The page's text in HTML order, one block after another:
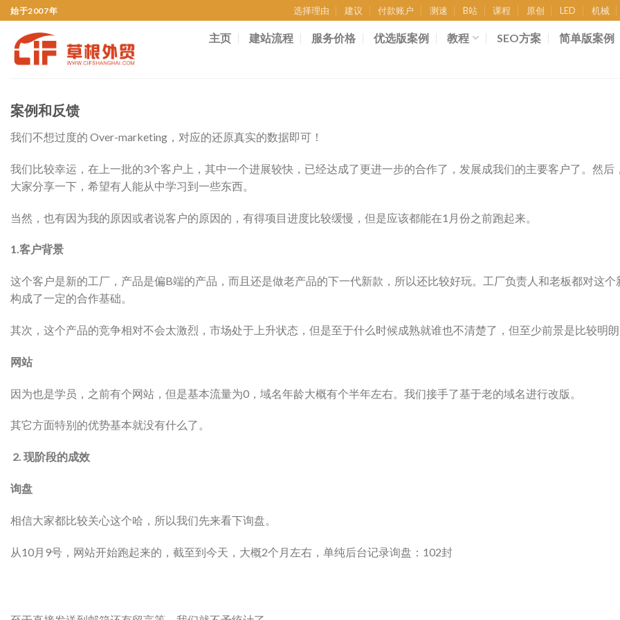
始于2007年 选择理由 建议 付款账户 测速 B站 课程 原创 LED 机械
主页 建站流程 服务价格 优选版案例 教程 SEO方案 简单版案例
案例和反馈
我们不想过度的 Over-marketing，对应的还原真实的数据即可！
我们比较幸运，在上一批的3个客户上，其中一个进展较快，已经达成了更进一步的合作了，发展成我们的主要客户了。然
大家分享一下，希望有人能从中学习到一些东西。
当然，也有因为我的原因或者说客户的原因的，有得项目进度比较缓慢，但是应该都能在1月份之前跑起来。
1.客户背景
这个客户是新的工厂，产品是偏B端的产品，而且还是做老产品的下一代新款，所以还比较好玩。工厂负责人和老板都对这
构成了一定的合作基础。
其次，这个产品的竞争相对不会太激烈，市场处于上升状态，但是至于什么时候成熟就谁也不清楚了，但至少前景是比较明
网站
因为也是学员，之前有个网站，但是基本流量为0，域名年龄大概有个半年左右。我们接手了基于老的域名进行改版。
其它方面特别的优势基本就没有什么了。
2. 现阶段的成效
询盘
相信大家都比较关心这个哈，所以我们先来看下询盘。
从10月9号，网站开始跑起来的，截至到今天，大概2个月左右，单纯后台记录询盘：102封